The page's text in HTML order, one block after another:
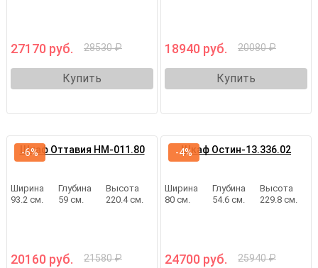
27170 руб. 28530 ₽
Купить
18940 руб. 20080 ₽
Купить
Шкаф Оттавия НМ-011.80
Ширина
93.2 см.
Глубина
59 см.
Высота
220.4 см.
20160 руб. 21580 ₽
-6% Шкаф Остин-13.336.02
Ширина
80 см.
Глубина
54.6 см.
Высота
229.8 см.
24700 руб. 25940 ₽
-4%